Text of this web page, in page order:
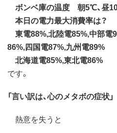
ボンベ庫の温度 朝5℃、昼
本日の電力最大消費率は？
東電88%,北陸電85%,中部電
86%,四国電87%,九州電89%
北海道電85%,東北電86%
です。
「言い訳は、心のメタボの症状」
熱意を失うと